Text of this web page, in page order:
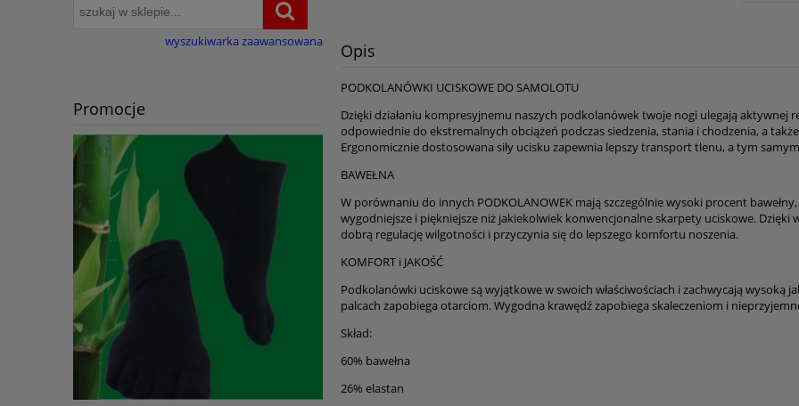
wyszukiwarka zaawansowana
Promocje
Opis
PODKOLANÓWKI UCISKOWE DO SAMOLOTU
Dzięki działaniu kompresyjnemu naszych podkolanówek twoje nogi ulegają aktywnej
odpowiednie do ekstremalnych obciążeń podczas siedzenia, stania i chodzenia, a
Ergonomicznie dostosowana siły ucisku zapewnia lepszy transport tlenu, a tym
BAWEŁNA
W porównaniu do innych PODKOLANOWEK mają szczególnie wysoki procent
wygodniejsze i piękniejsze niż jakiekolwiek konwencjonalne skarpety uciskowe.
dobrą regulację wilgotności i przyczynia się do lepszego komfortu noszenia.
KOMFORT i JAKOŚĆ
Podkolanówki uciskowe są wyjątkowe w swoich właściwościach i zachwycają wysoką
palcach zapobiega otarciom. Wygodna krawędź zapobiega skaleczeniom i
Skład:
60% bawełna
26% elastan